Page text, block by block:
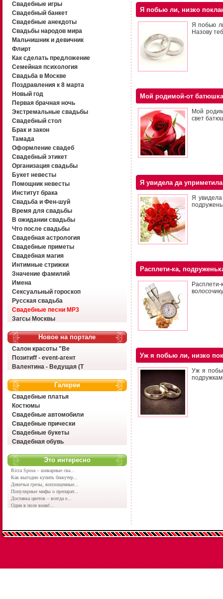
Свадебные игры
Свадебный банкет
Свадебные анекдоты
Свадьбы народов мира
Мальчишник и девичник
Флирт
Как сделать предложение
Семейная психология
Свадьба в Москве
Поздравления к 8 марта
Новый год
Первая брачная ночь
Экстремальные свадьбы
Свадебный стол
Брак и закон
Тамада
Оформление свадеб
Свадебный этикет
Организация свадьбы
Букет невесты
Помощник невесты
Институт брака
Свадьба и Фен-шуй
Время для свадьбы
В ожидании свадьбы
Что после свадьбы
Свадебная астрология
Свадебные приметы
Свадебная магия
Интимные стрижки
Значение фамилий
Имена
Сексуальный гороскоп
Русская свадьба
Свадебные песни MP3
Загсы Москвы
Новое на портале
Салон красоты "Ве
Позитиff - event-агент
Валентина - Ведущая (Т
Галереи
Свадебные платья
Костюмы
Свадебные автомобили
Свадебные прически
Свадебные букеты
Свадебная обувь
Это интересно
Ricca Sposa – шикарные сва...
Как выгодно купить бижутер...
Девичьи грезы, воплощенные...
Популярные мифы о препарат...
Доставка цветов – всегда е...
Один в поле воин!...
Я побью ли, низко
Я побью
Назову
Мой родимой-от батюшка
Мой
свет
Я увидела да уприметила
Я
Расплети-ка,
Уж я побью ли, низко
Уж я